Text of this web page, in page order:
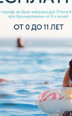
отдыха у моря.